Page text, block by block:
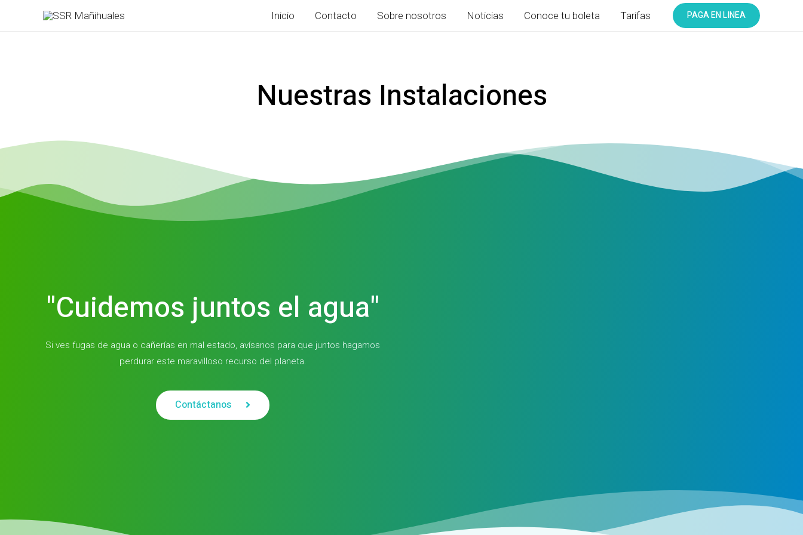
Inicio Contacto Sobre nosotros Noticias Conoce tu boleta Tarifas PAGA EN LINEA
Nuestras Instalaciones
"Cuidemos juntos el agua"
Si ves fugas de agua o cañerías en mal estado, avísanos para que juntos hagamos
perdurar este maravilloso recurso del planeta.
Contáctanos